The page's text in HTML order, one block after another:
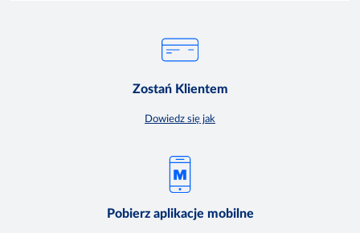
Zostań Klientem
Dowiedz się jak
Pobierz aplikacje mobilne